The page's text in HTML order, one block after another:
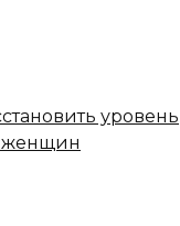
уровень
женщин